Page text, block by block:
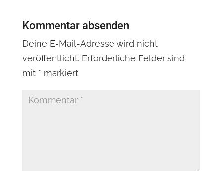
Kommentar absenden
Deine E-Mail-Adresse wird nicht
veröffentlicht. Erforderliche Felder sind
mit * markiert